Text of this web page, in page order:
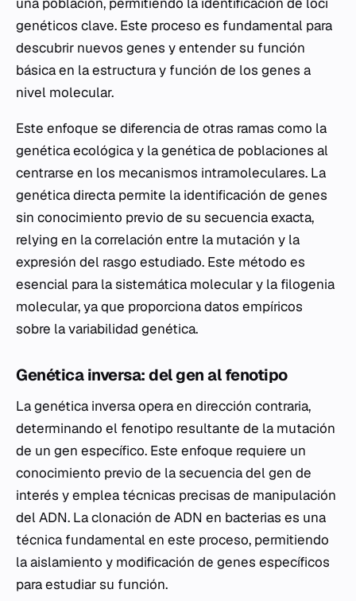
genéticos clave. Este proceso es fundamental para
descubrir nuevos genes y entender su función
básica en la estructura y función de los genes a
nivel molecular.
Este enfoque se diferencia de otras ramas como la
genética ecológica y la genética de poblaciones al
centrarse en los mecanismos intramoleculares. La
genética directa permite la identificación de genes
sin conocimiento previo de su secuencia exacta,
relying en la correlación entre la mutación y la
expresión del rasgo estudiado. Este método es
esencial para la sistemática molecular y la filogenia
molecular, ya que proporciona datos empíricos
sobre la variabilidad genética.
Genética inversa: del gen al fenotipo
La genética inversa opera en dirección contraria,
determinando el fenotipo resultante de la mutación
de un gen específico. Este enfoque requiere un
conocimiento previo de la secuencia del gen de
interés y emplea técnicas precisas de manipulación
del ADN. La clonación de ADN en bacterias es una
técnica fundamental en este proceso, permitiendo
la aislamiento y modificación de genes específicos
para estudiar su función.